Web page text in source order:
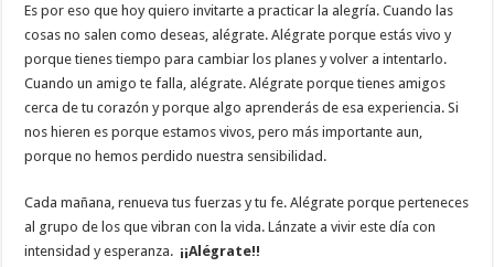
Es por eso que hoy quiero invitarte a practicar la alegría. Cuando las
cosas no salen como deseas, alégrate. Alégrate porque estás vivo y
porque tienes tiempo para cambiar los planes y volver a intentarlo.
Cuando un amigo te falla, alégrate. Alégrate porque tienes amigos
cerca de tu corazón y porque algo aprenderás de esa experiencia. Si
nos hieren es porque estamos vivos, pero más importante aun,
porque no hemos perdido nuestra sensibilidad.
Cada mañana, renueva tus fuerzas y tu fe. Alégrate porque perteneces
al grupo de los que vibran con la vida. Lánzate a vivir este día con
intensidad y esperanza.¡¡Alégrate!!